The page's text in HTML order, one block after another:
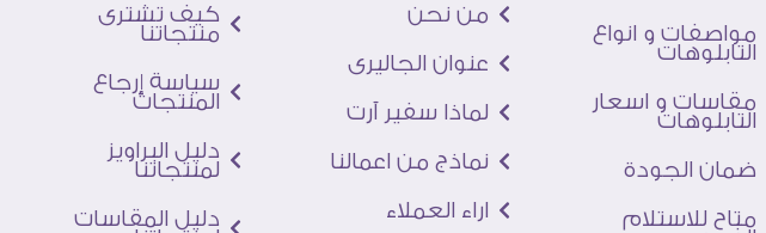
مواصفات و انواع
التابلوهات
مقاسات و اسعار
التابلوهات
ضمان الجودة
متاح للاستلام
من نحن
عنوان الجاليرى
لماذا سفير آرت
نماذج من اعمالنا
اراء العملاء
كيف تشترى
منتجاتنا
سياسة إرجاع
المنتجات
دليل البراويز
لمنتجاتنا
دليل المقاسات